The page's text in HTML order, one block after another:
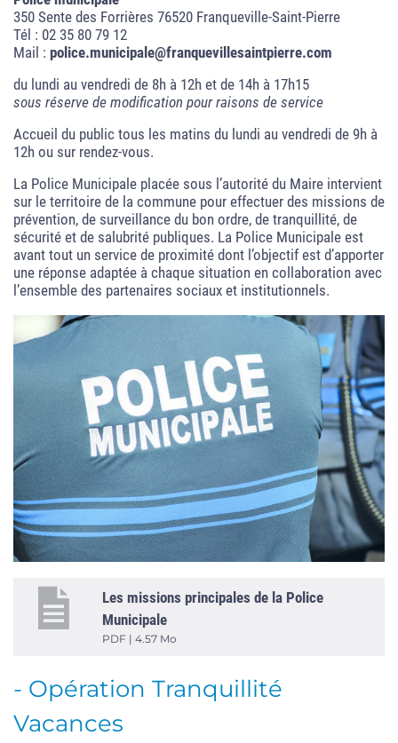
350 Sente des Forrières 76520 Franqueville-Saint-Pierre
Tél : 02 35 80 79 12
Mail : police.municipale@franquevillesaintpierre.com
du lundi au vendredi de 8h à 12h et de 14h à 17h15
sous réserve de modification pour raisons de service
Accueil du public tous les matins du lundi au vendredi de 9h à
12h ou sur rendez-vous.
La Police Municipale placée sous l’autorité du Maire intervient
sur le territoire de la commune pour effectuer des missions de
prévention, de surveillance du bon ordre, de tranquillité, de
sécurité et de salubrité publiques. La Police Municipale est
avant tout un service de proximité dont l’objectif est d’apporter
une réponse adaptée à chaque situation en collaboration avec
l’ensemble des partenaires sociaux et institutionnels.
Les missions principales de la Police
Municipale
PDF | 4.57 Mo
- Opération Tranquillité
Vacances